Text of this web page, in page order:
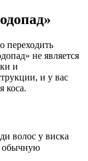
переходить
не является
и
и у вас
коса.
волос у виска
обычную